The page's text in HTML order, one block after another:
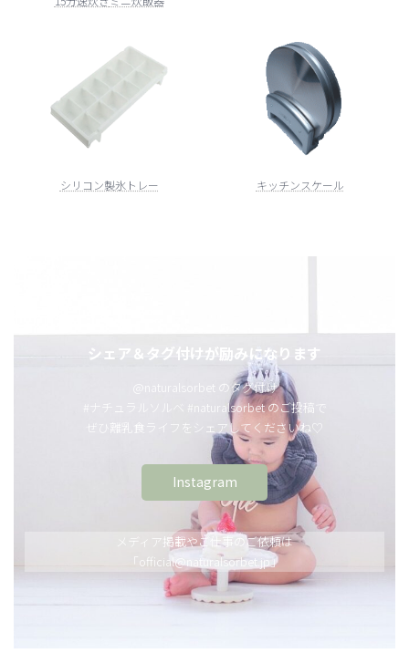
シリコン製氷トレー キッチンスケール
シェア＆タグ付けが励みになります
@naturalsorbet のタグ付け
#ナチュラルソルベ #naturalsorbet のご投稿で
ぜひ離乳食ライフをシェアしてくださいね♡
Instagram
メディア掲載やご仕事のご依頼は
「official@naturalsorbet.jp」